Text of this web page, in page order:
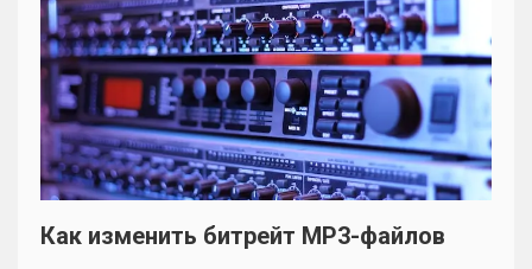
Как изменить битрейт MP3-файлов